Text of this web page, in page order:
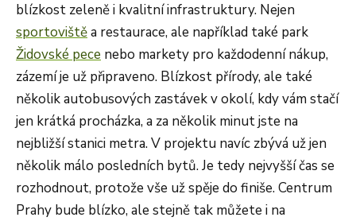
blízkost zeleně i kvalitní infrastruktury. Nejen
sportovištěa restaurace, ale například také park
Židovské pece nebo markety pro každodenní nákup,
zázemí je už připraveno. Blízkost přírody, ale také
několik autobusových zastávek v okolí, kdy vám stačí
jen krátká procházka, a za několik minut jste na
nejbližší stanici metra. V projektu navíc zbývá už jen
několik málo posledních bytů. Je tedy nejvyšší čas se
rozhodnout, protože vše už spěje do finiše. Centrum
Prahy bude blízko, ale stejně tak můžete i na